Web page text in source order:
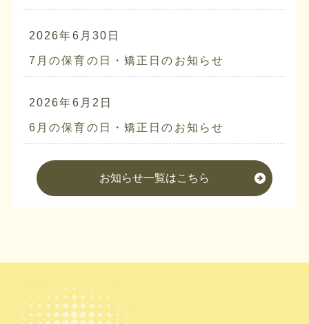
2026年6月30日
7月の保育の日・矯正日のお知らせ
2026年6月2日
6月の保育の日・矯正日のお知らせ
お知らせ一覧はこちら